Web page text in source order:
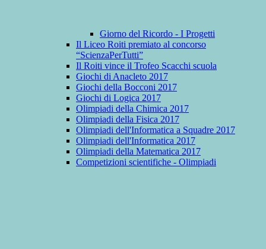
Giorno del Ricordo - I Progetti
Il Liceo Roiti premiato al concorso
“ScienzaPerTutti”
Il Roiti vince il Trofeo Scacchi scuola
Giochi di Anacleto 2017
Giochi della Bocconi 2017
Giochi di Logica 2017
Olimpiadi della Chimica 2017
Olimpiadi della Fisica 2017
Olimpiadi dell'Informatica a Squadre 2017
Olimpiadi dell'Informatica 2017
Olimpiadi della Matematica 2017
Competizioni scientifiche - Olimpiadi